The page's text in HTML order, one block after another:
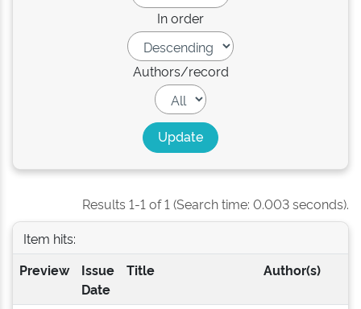
In order
Authors/record
Results 1-1 of 1 (Search time: 0.003 seconds).
Item hits:
Preview
Issue
Date
Title Author(s)